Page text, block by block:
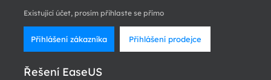
Existující účet, prosím přihlaste se přímo
Přihlášení zákazníka Přihlášení prodejce
Řešení EaseUS